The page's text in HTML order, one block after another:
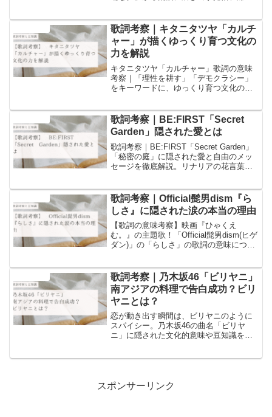
きの視点も紹介。
歌詞考察｜キタニタツヤ「カルチ
ャー」が描くゆっくり育つ文化の
力を解説
キタニタツヤ「カルチャー」歌詞の意味
考察｜「理性を耕す」「デモクラシー」
をキーワードに、ゆっくり育つ文化の力
けします。
歌詞考察｜BE:FIRST「Secret
Garden」隠された愛とは
歌詞考察｜BE:FIRST「Secret Garden」
「秘密の庭」に隠された愛と自由のメッ
セージを徹底解説。リナリアの花言葉や
す。
歌詞考察｜Official髭男dism『ら
しさ』に隠された涙の本当の理由
【歌詞の意味考察】映画『ひゃくえ
む。』の主題歌！「Official髭男dism(ヒゲ
ダン)」の「らしさ」の歌詞の意味につい
歌詞考察｜乃木坂46「ビリヤニ」
南アジアの料理で告白成功？ビリ
ヤニとは？
恋が動き出す瞬間は、ビリヤニのように
スパイシー。乃木坂46の曲名「ビリヤ
ニ」に隠された文化的意味や豆知識を交
スポンサーリンク